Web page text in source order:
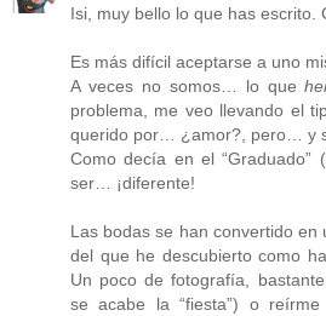
Isi, muy bello lo que has escrito.
Es más difícil aceptarse a uno
A veces no somos… lo que
problema, me veo llevando el
querido por… ¿amor?, pero… y
Como decía en el “Graduado”
ser… ¡diferente!
Las bodas se han convertido en
del que he descubierto como
Un poco de fotografía,
se acabe la “fiesta”) o